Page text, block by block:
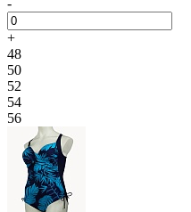
+
48
50
52
54
56